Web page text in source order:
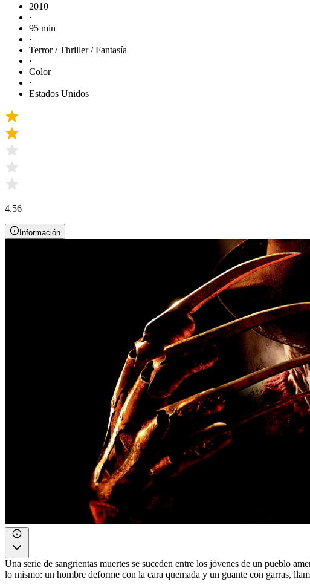
2010
·
95 min
·
Terror / Thriller / Fantasía
·
Color
·
Estados Unidos
4.56
Información
Una serie de sangrientas muertes se suceden entre los jóvenes de un pueblo
lo mismo: un hombre deforme con la cara quemada y un guante con garras,